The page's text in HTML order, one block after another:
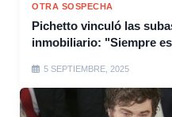
OTRA SOSPECHA
Pichetto vinculó las
inmobiliario: "Siempre
5 SEPTIEMBRE, 2025